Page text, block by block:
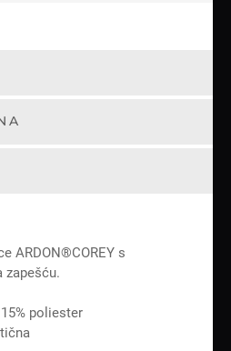
ARDON®COREY s
zapešću.
poliester